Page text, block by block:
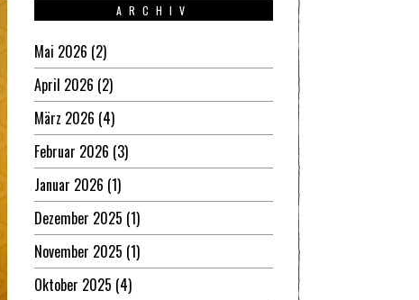
ARCHIV
Mai 2026 (2)
April 2026 (2)
März 2026 (4)
Februar 2026 (3)
Januar 2026 (1)
Dezember 2025 (1)
November 2025 (1)
Oktober 2025 (4)